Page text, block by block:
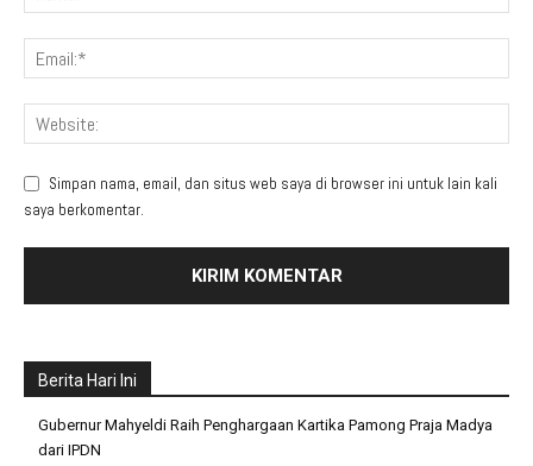
Simpan nama, email, dan situs web saya di browser ini untuk lain kali
saya berkomentar.
Berita Hari Ini
Gubernur Mahyeldi Raih Penghargaan Kartika Pamong Praja Madya
dari IPDN